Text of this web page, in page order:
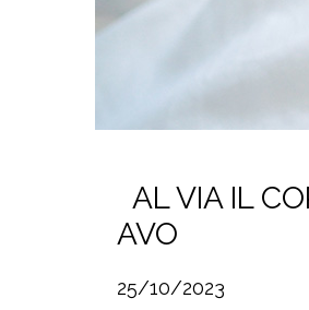
AL VIA IL
AVO
25/10/2023